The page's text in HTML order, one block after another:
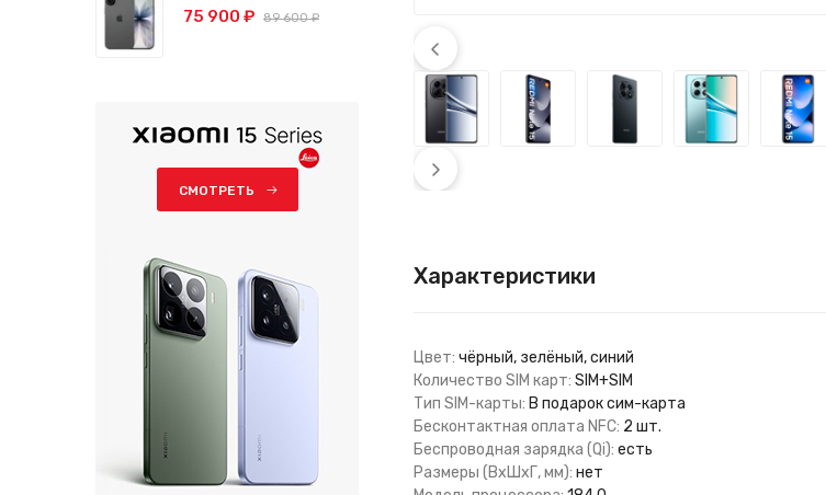
Характеристики
Цвет: чёрный, зелёный, синий
Количество SIM карт: SIM+SIM
Тип SIM-карты: В подарок сим-карта
Бесконтактная оплата NFC: 2 шт.
Беспроводная зарядка (Qi): есть
Размеры (ВхШхГ, мм): нет
75 900 ₽ 89 600 ₽
СМОТРЕТЬ